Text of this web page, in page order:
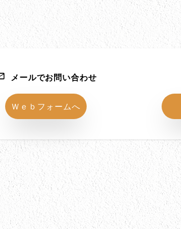
メールでお問い合わせ
Ｗｅｂフォームへ